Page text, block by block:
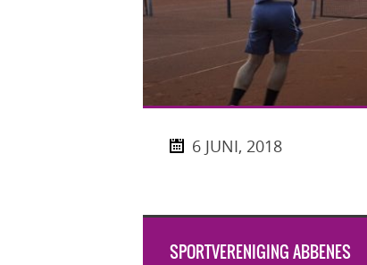
6 JUNI, 2018
SPORTVERENIGING ABBENES